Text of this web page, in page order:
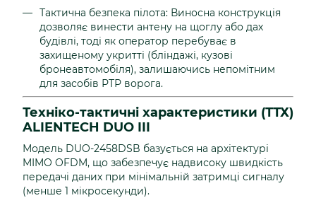
Тактична безпека пілота: Виносна конструкція
дозволяє винести антену на щоглу або дах
будівлі, тоді як оператор перебуває в
захищеному укритті (бліндажі, кузові
бронеавтомобіля), залишаючись непомітним
для засобів РТР ворога.
Техніко-тактичні характеристики (ТТХ)
ALIENTECH DUO III
Модель DUO-2458DSB базується на архітектурі
MIMO OFDM, що забезпечує надвисоку швидкість
передачі даних при мінімальній затримці сигналу
(менше 1 мікросекунди).